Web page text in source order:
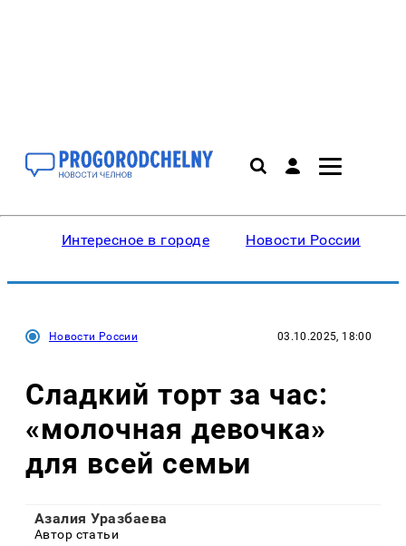
Интересное в городе Новости России
Новости России 03.10.2025, 18:00
Сладкий торт за час:
«молочная девочка»
для всей семьи
Азалия Уразбаева
Автор статьи